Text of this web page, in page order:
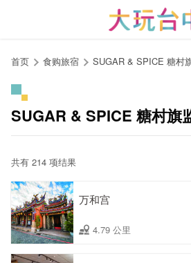
首页 食购旅宿 SUGAR & SPICE 糖村
SUGAR & SPICE 糖村旗
共有 214 项结果
万和宫
4.79 公里